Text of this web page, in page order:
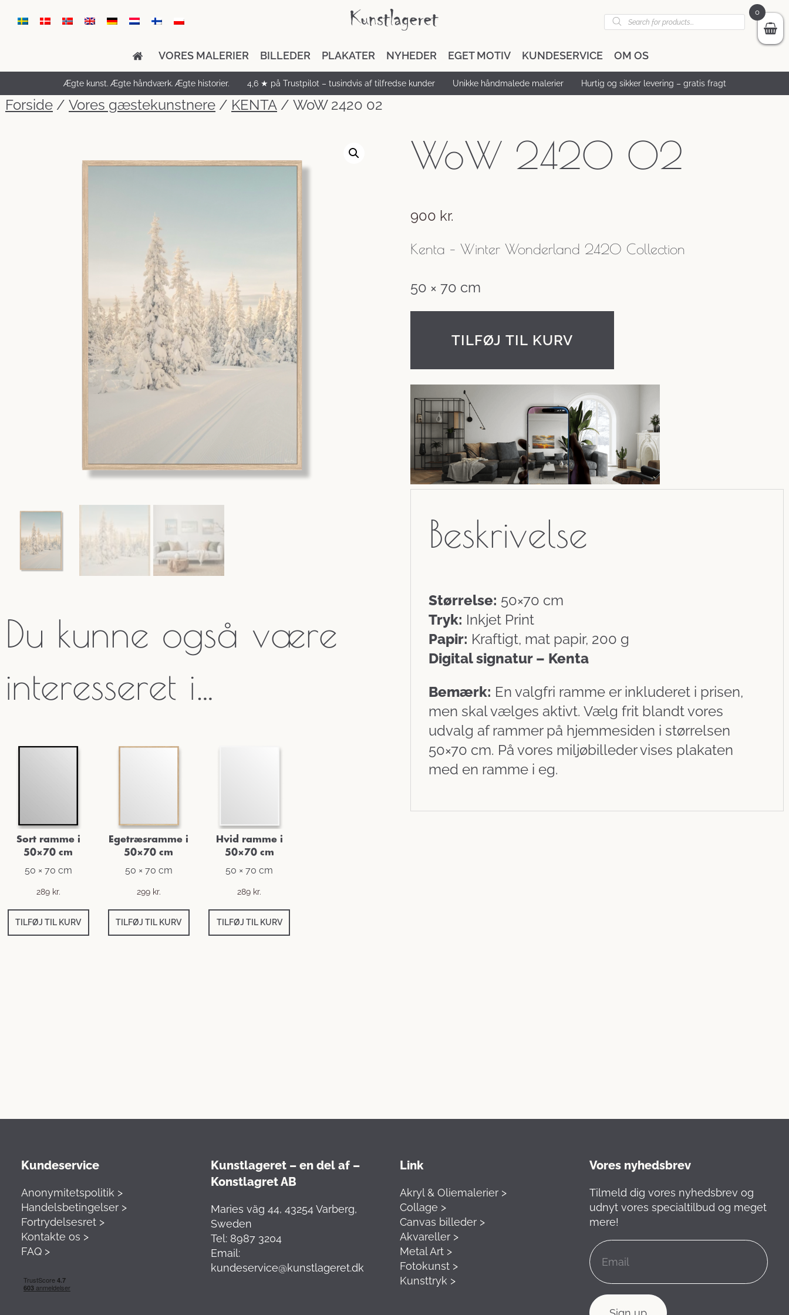
Products
search
VORES MALERIER BILLEDER PLAKATER NYHEDER EGET MOTIV KUNDESERVICE OM OS
Ægte kunst. Ægte håndværk. Ægte historier. 4,6 ★ på Trustpilot – tusindvis af tilfredse kunder Unikke håndmalede malerier Hurtig og sikker levering – gratis fragt
Forside / Vores gæstekunstnere / KENTA / WoW 2420 02
WoW 2420 02
900 kr.
Kenta – Winter Wonderland 2420 Collection
50 × 70 cm
TILFØJ TIL KURV
Beskrivelse
Størrelse: 50×70 cm
Tryk: Inkjet Print
Papir: Kraftigt, mat papir, 200 g
Digital signatur – Kenta
Bemærk: En valgfri ramme er inkluderet i prisen,
men skal vælges aktivt. Vælg frit blandt vores
udvalg af rammer på hjemmesiden i størrelsen
50×70 cm. På vores miljøbilleder vises plakaten
med en ramme i eg.
Du kunne også være
interesseret i…
Sort ramme i
50×70 cm
50 × 70 cm
289 kr.
TILFØJ TIL KURV
Egetræsramme i
50×70 cm
50 × 70 cm
299 kr.
TILFØJ TIL KURV
Hvid ramme i
50×70 cm
50 × 70 cm
289 kr.
TILFØJ TIL KURV
Kundeservice
Anonymitetspolitik >
Handelsbetingelser >
Fortrydelsesret >
Kontakte os >
FAQ >
Kunstlageret – en del af –
Konstlagret AB
Maries väg 44, 43254 Varberg,
Sweden
Tel: 8987 3204
Email:
kundeservice@kunstlageret.dk
Link
Akryl & Oliemalerier >
Collage >
Canvas billeder >
Akvareller >
Metal Art >
Fotokunst >
Kunsttryk >
Vores nyhedsbrev
Tilmeld dig vores nyhedsbrev og
udnyt vores specialtilbud og meget
mere!
0